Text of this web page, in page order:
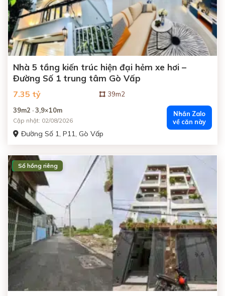
Nhà 5 tầng kiến trúc hiện đại hẻm xe hơi –
Đường Số 1 trung tâm Gò Vấp
7.35 tỷ
39m2
39m2 · 3,9×10m
Cập nhật: 02/08/2026
Nhắn Zalo
về căn này
Đường Số 1, P11, Gò Vấp
ĐANG BÁN
Sổ hồng riêng